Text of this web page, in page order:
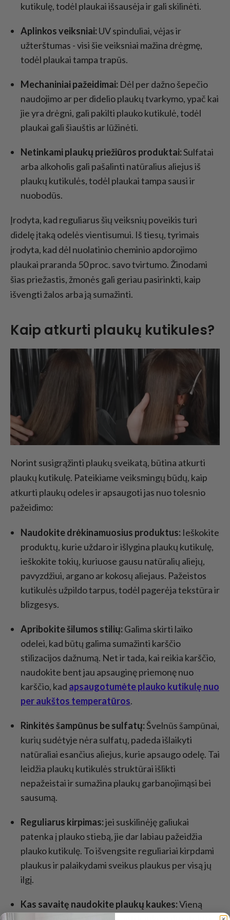
kutikulę, todėl plaukai išsausėja ir gali skilinėti.
Aplinkos veiksniai:UV spinduliai, vėjas ir
užterštumas - visi šie veiksniai mažina drėgmę,
todėl plaukai tampa trapūs.
Mechaniniai pažeidimai: Dėl per dažno šepečio
naudojimo ar per didelio plaukų tvarkymo, ypač kai
jie yra drėgni, gali pakilti plauko kutikulė, todėl
plaukai gali šiauštis ar lūžinėti.
Netinkami plaukų priežiūros produktai:Sulfatai
arba alkoholis gali pašalinti natūralius aliejus iš
plaukų kutikulės, todėl plaukai tampa sausi ir
nuobodūs.
Įrodyta, kad reguliarus šių veiksnių poveikis turi
didelę įtaką odelės vientisumui. Iš tiesų, tyrimais
įrodyta, kad dėl nuolatinio cheminio apdorojimo
plaukai praranda 50 proc. savo tvirtumo. Žinodami
šias priežastis, žmonės gali geriau pasirinkti, kaip
išvengti žalos arba ją sumažinti.
Kaip atkurti plaukų kutikules?
Norint susigrąžinti plaukų sveikatą, būtina atkurti
plaukų kutikulę. Pateikiame veiksmingų būdų, kaip
atkurti plaukų odeles ir apsaugoti jas nuo tolesnio
pažeidimo:
Naudokite drėkinamuosius produktus: Ieškokite
produktų, kurie uždaro ir išlygina plaukų kutikulę,
ieškokite tokių, kuriuose gausu natūralių aliejų,
pavyzdžiui, argano ar kokosų aliejaus. Pažeistos
kutikulės užpildo tarpus, todėl pagerėja tekstūra ir
blizgesys.
Apribokite šilumos stilių:Galima skirti laiko
odelei, kad būtų galima sumažinti karščio
stilizacijos dažnumą. Net ir tada, kai reikia karščio,
naudokite bent jau apsauginę priemonę nuo
karščio, kad apsaugotumėte plauko kutikulę nuo
per aukštos temperatūros.
Rinkitės šampūnus be sulfatų:Švelnūs šampūnai,
kurių sudėtyje nėra sulfatų, padeda išlaikyti
natūraliai esančius aliejus, kurie apsaugo odelę. Tai
leidžia plaukų kutikulės struktūrai išlikti
nepažeistai ir sumažina plaukų garbanojimąsi bei
sausumą.
Reguliarus kirpimas:jei suskilinėję galiukai
patenka į plauko stiebą, jie dar labiau pažeidžia
plauko kutikulę. To išvengsite reguliariai kirpdami
plaukus ir palaikydami sveikus plaukus per visą jų
ilgį.
Kas savaitę naudokite plaukų kaukes:Vieną